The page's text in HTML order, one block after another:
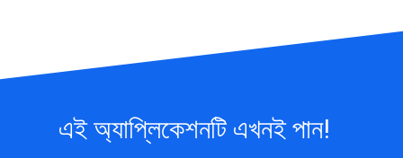
এই অ্যাপ্লিকেশনটি এখনই পান!